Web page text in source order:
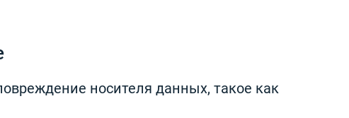
носителя данных, такое как